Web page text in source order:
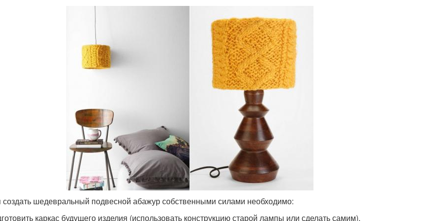
шедевральный подвесной абажур собственными силами необходимо:
каркас будущего изделия (использовать конструкцию старой лампы или сделать самим).